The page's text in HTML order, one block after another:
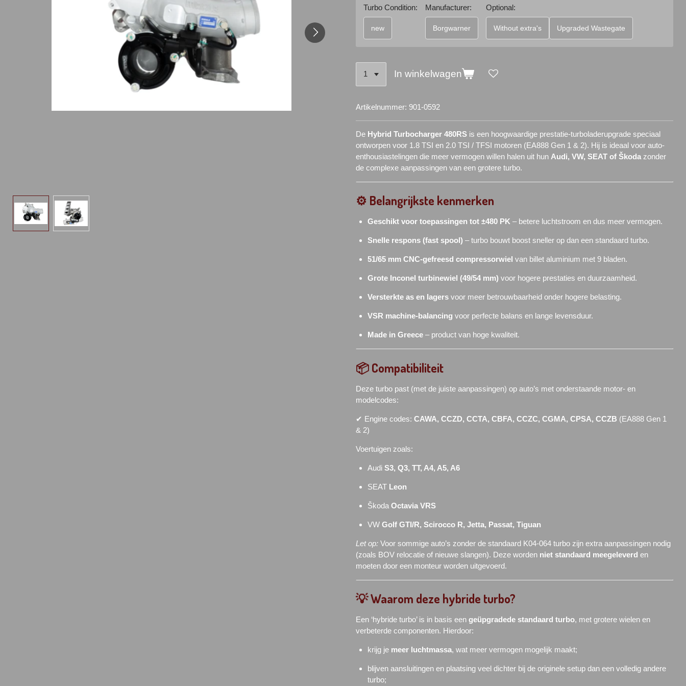
Turbo Condition:
new
Manufacturer:
Borgwarner
Optional:
Without extra's Upgraded Wastegate
In winkelwagen
Artikelnummer: 901-0592
De Hybrid Turbocharger 480RS is een hoogwaardige prestatie-turboladerupgrade speciaal
ontworpen voor 1.8 TSI en 2.0 TSI / TFSI motoren (EA888 Gen 1 & 2). Hij is ideaal voor auto-
enthousiastelingen die meer vermogen willen halen uit hun Audi, VW, SEAT of Škoda zonder
de complexe aanpassingen van een grotere turbo.
⚙️ Belangrijkste kenmerken
Geschikt voor toepassingen tot ±480 PK – betere luchtstroom en dus meer vermogen.
Snelle respons (fast spool) – turbo bouwt boost sneller op dan een standaard turbo.
51/65 mm CNC-gefreesd compressorwiel van billet aluminium met 9 bladen.
Grote Inconel turbinewiel (49/54 mm) voor hogere prestaties en duurzaamheid.
Versterkte as en lagersvoor meer betrouwbaarheid onder hogere belasting.
VSR machine-balancing voor perfecte balans en lange levensduur.
Made in Greece– product van hoge kwaliteit.
📦 Compatibiliteit
Deze turbo past (met de juiste aanpassingen) op auto’s met onderstaande motor- en
modelcodes:
✔ Engine codes: CAWA, CCZD, CCTA, CBFA, CCZC, CGMA, CPSA, CCZB (EA888 Gen 1
& 2)
Voertuigen zoals:
Audi S3, Q3, TT, A4, A5, A6
SEAT Leon
Škoda Octavia VRS
VW Golf GTI/R, Scirocco R, Jetta, Passat, Tiguan
Let op: Voor sommige auto’s zonder de standaard K04-064 turbo zijn extra aanpassingen nodig
(zoals BOV relocatie of nieuwe slangen). Deze worden niet standaard meegeleverd en
moeten door een monteur worden uitgevoerd.
💡 Waarom deze hybride turbo?
Een ‘hybride turbo’ is in basis een geüpgradede standaard turbo, met grotere wielen en
verbeterde componenten. Hierdoor:
krijg je meer luchtmassa, wat meer vermogen mogelijk maakt;
blijven aansluitingen en plaatsing veel dichter bij de originele setup dan een volledig andere
turbo;